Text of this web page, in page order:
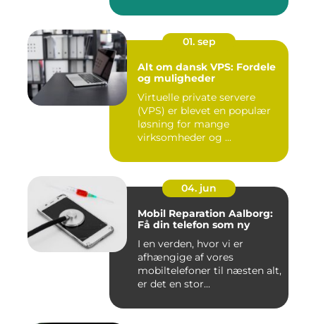
01. sep
Alt om dansk VPS: Fordele
og muligheder
Virtuelle private servere
(VPS) er blevet en populær
løsning for mange
virksomheder og ...
04. jun
Mobil Reparation Aalborg:
Få din telefon som ny
I en verden, hvor vi er
afhængige af vores
mobiltelefoner til næsten alt,
er det en stor...